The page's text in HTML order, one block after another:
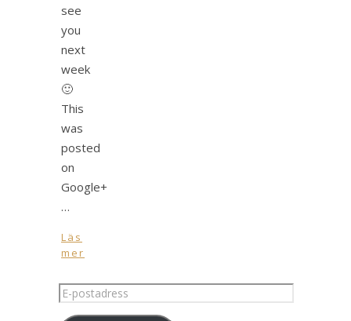
see
you
next
week
🙂
This
was
posted
on
Google+
…
Läs
mer
E-
postadress